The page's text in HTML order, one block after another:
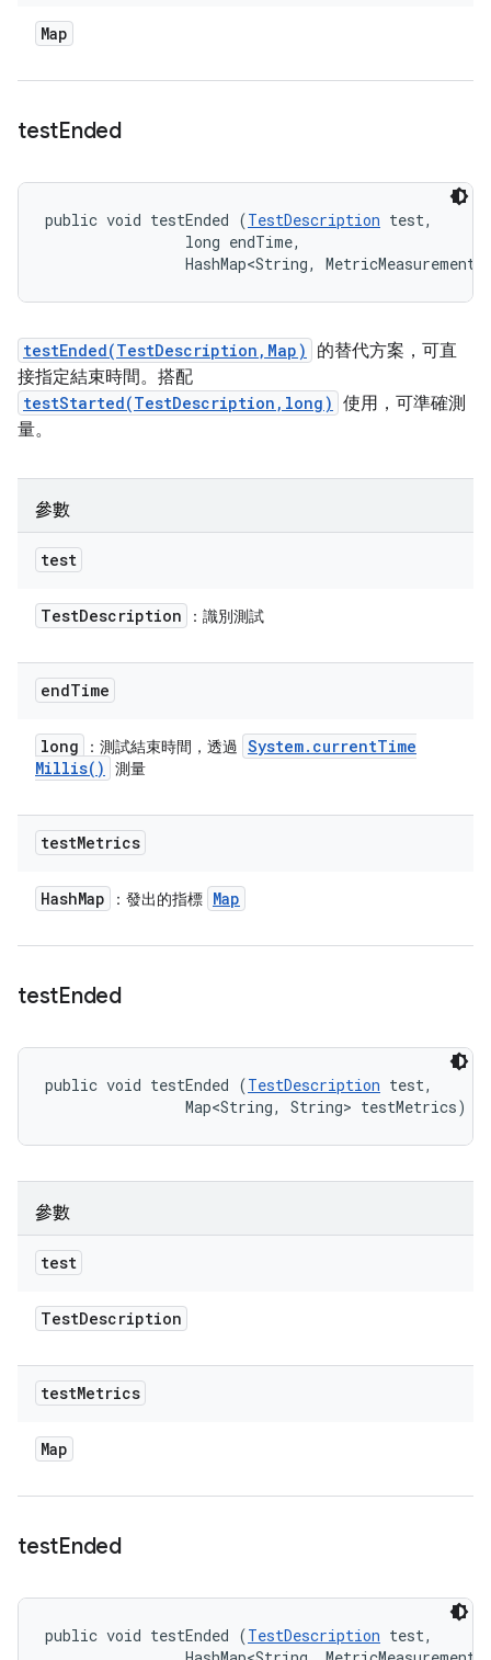
Map
testEnded
public void testEnded (TestDescription test,
                long endTime,
HashMap<String,
testEnded(TestDescription,Map)
的替代方案，可直
接指定結束時間。搭配
testStarted(TestDescription,long) 使用，可準確測
量。
參數
test
TestDescription ：識別測試
endTime
long ：測試結束時間，透過 System. currentTime
Millis( ) 測量
testMetrics
HashMap ：發出的指標 Map
testEnded
public void testEnded (TestDescription test,
                Map<String, String> testMetrics)
參數
test
TestDescription
testMetrics
Map
testEnded
public void testEnded (TestDescription test,